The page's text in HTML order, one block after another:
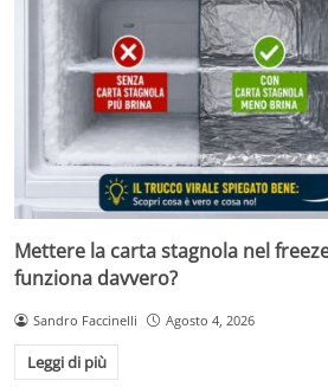
Mettere la carta stagnola nel
funziona davvero?
Sandro Faccinelli Agosto 4, 2026
Leggi di più